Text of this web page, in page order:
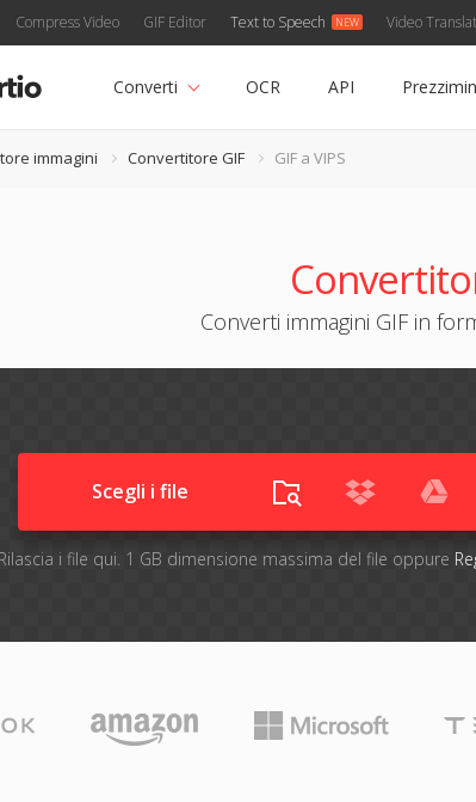
Compress Video GIF Editor Text to Speech Video
Converti OCR API
immagini Convertitore GIF GIF a VIPS
Converti immagini GIF in
Scegli i file
Rilascia i file qui. 1 GB dimensione massima del file oppure